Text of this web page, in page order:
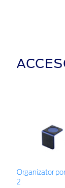
Organizator
2